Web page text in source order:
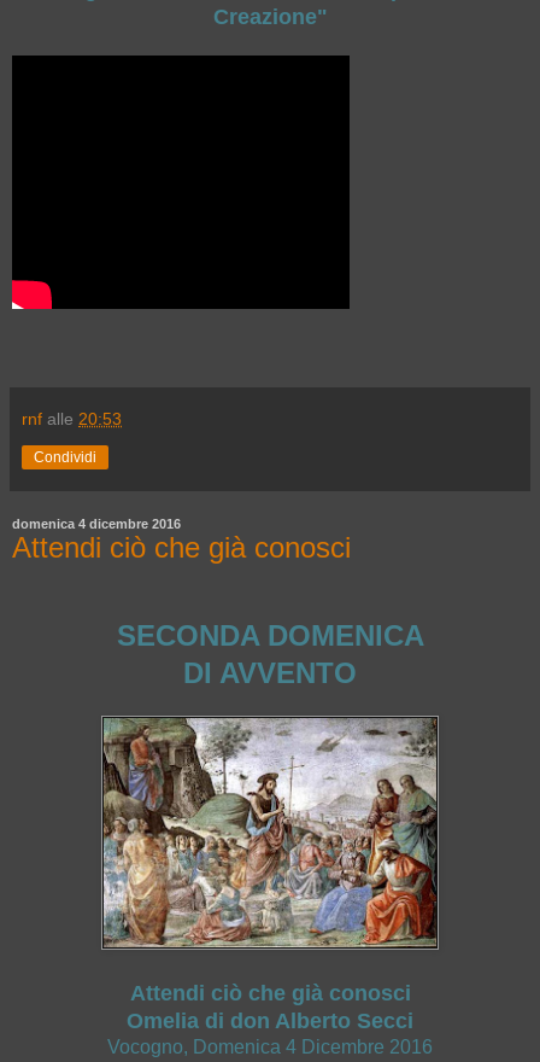
Creazione"
rnf alle 20:53
Condividi
domenica 4 dicembre 2016
Attendi ciò che già conosci
SECONDA DOMENICA
DI AVVENTO
Attendi ciò che già conosci
Omelia di don Alberto Secci
Vocogno, Domenica 4 Dicembre 2016